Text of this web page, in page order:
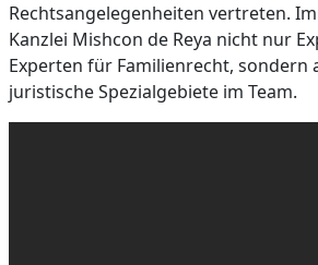
Rechtsangelegenheiten vertreten.
Kanzlei Mishcon de Reya nicht nur
Experten für Familienrecht, sondern
juristische Spezialgebiete im Team.